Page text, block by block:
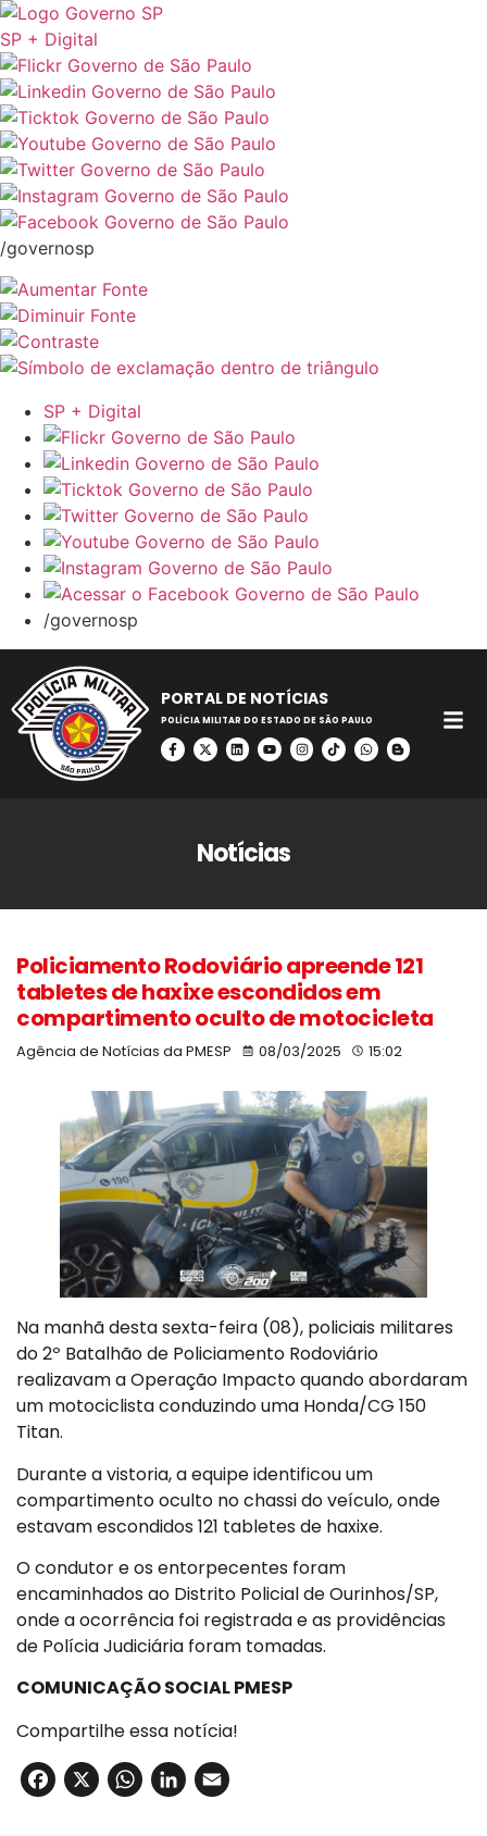
SP + Digital
/governosp
SP + Digital
/governosp
PORTAL DE NOTÍCIAS
POLÍCIA MILITAR DO ESTADO DE SÃO PAULO
Notícias
Policiamento Rodoviário apreende 121
tabletes de haxixe escondidos em
compartimento oculto de motocicleta
Agência de Notícias da PMESP 08/03/2025 15:02
Na manhã desta sexta-feira (08), policiais militares
do 2º Batalhão de Policiamento Rodoviário
realizavam a Operação Impacto quando abordaram
um motociclista conduzindo uma Honda/CG 150
Titan.
Durante a vistoria, a equipe identificou um
compartimento oculto no chassi do veículo, onde
estavam escondidos 121 tabletes de haxixe.
O condutor e os entorpecentes foram
encaminhados ao Distrito Policial de Ourinhos/SP,
onde a ocorrência foi registrada e as providências
de Polícia Judiciária foram tomadas.
COMUNICAÇÃO SOCIAL PMESP
Compartilhe essa notícia!
Facebook
X WhatsApp
LinkedIn